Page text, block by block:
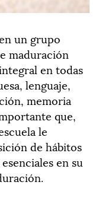
un grupo
maduración
en todas
lenguaje,
memoria
que,
le
de hábitos
en su